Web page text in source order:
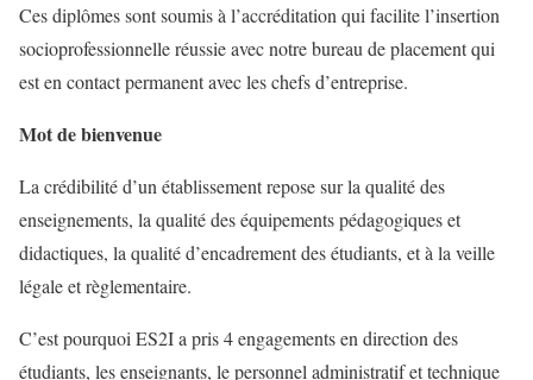
Ces diplômes sont soumis à l’accréditation qui facilite l’insertion
socioprofessionnelle réussie avec notre bureau de placement qui
est en contact permanent avec les chefs d’entreprise.
Mot de bienvenue
La crédibilité d’un établissement repose sur la qualité des
enseignements, la qualité des équipements pédagogiques et
didactiques, la qualité d’encadrement des étudiants, et à la veille
légale et règlementaire.
C’est pourquoi ES2I a pris 4 engagements en direction des
étudiants, les enseignants, le personnel administratif et technique